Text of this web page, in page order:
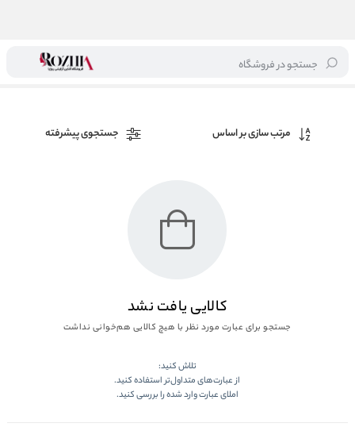
جستجو در فروشگاهخانه/ برند ها/ پرفکت پلکس
مرتب سازی بر اساس جستجوی پیشرفته
کالایی یافت نشد
جستجو برای عبارت مورد نظر با هیچ کالایی هم‌خوانی نداشت
تلاش کنید:
از عبارت‌های متداول‌تر استفاده کنید.
املای عبارت وارد شده را بررسی کنید.